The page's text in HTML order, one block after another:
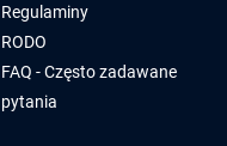
Regulaminy
RODO
FAQ - Często zadawane
pytania